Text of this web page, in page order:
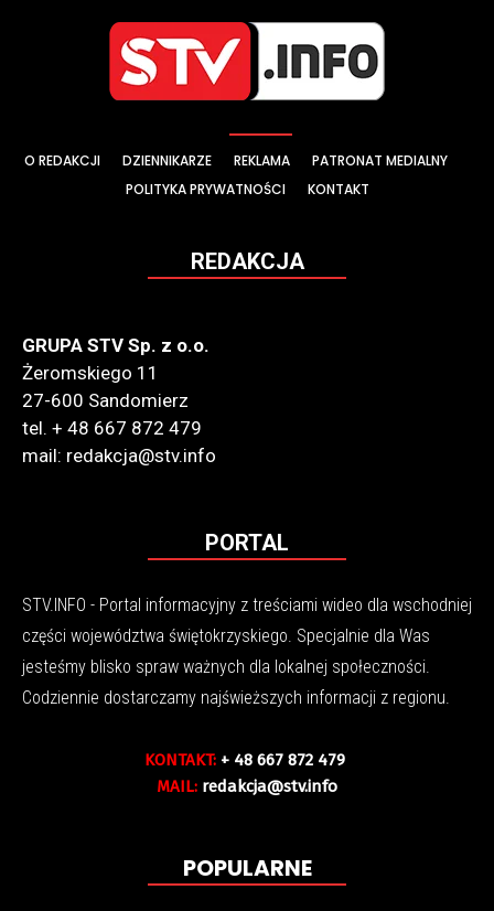
O REDAKCJI DZIENNIKARZE REKLAMA
PATRONAT MEDIALNY
POLITYKA PRYWATNOŚCI
KONTAKT
REDAKCJA
GRUPA STV Sp. z o.o.
Żeromskiego 11
27-600 Sandomierz
tel. + 48 667 872 479
mail: redakcja@stv.info
PORTAL
STV.INFO - Portal informacyjny z treściami wideo dla wschodniej
części województwa świętokrzyskiego. Specjalnie dla Was
jesteśmy blisko spraw ważnych dla lokalnej społeczności.
Codziennie dostarczamy najświeższych informacji z regionu.
KONTAKT: + 48 667 872 479
MAIL: redakcja@stv.info
POPULARNE